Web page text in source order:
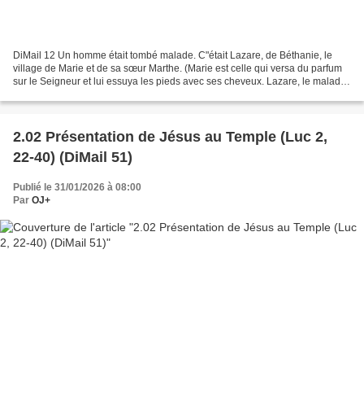
DiMail 12 Un homme était tombé malade. C"était Lazare, de Béthanie, le
village de Marie et de sa sœur Marthe. (Marie est celle qui versa du parfum
sur le Seigneur et lui essuya les pieds avec ses cheveux. Lazare, le malade,
2.02 Présentation de Jésus au Temple (Luc 2,
22-40) (DiMail 51)
Publié le 31/01/2026 à 08:00
Par OJ+